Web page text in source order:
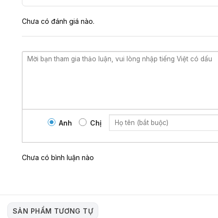
Tác Dụng Của Trứng Rung Kẹp Ngực
giúp ngăn ngừa sự lão hoá và giảm thiểu sự xuất hiện của các
Chi tiết sản
Trứng rung kẹp ngực là sản phẩm đồ chơi tình dục phổ biến và
Chưa có đánh giá nào.
Anh Chị
Chưa có bình luận nào
SẢN PHẨM TƯƠNG TỰ